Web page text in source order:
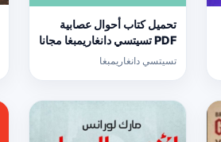
تحميل كتاب أحوال عصابية
PDF تسيتسي دانغاريمبغا مجانا
تسيتسي دانغاريمبغا